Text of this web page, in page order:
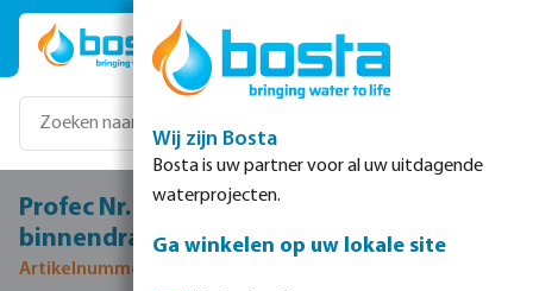
Ga naar de hoofdinhoud
Profec Nr. 121 Knie 45° RVS 316 3/4"
binnendraad x buitendraad 10bar
Artikelnummer 0081243
Wij zijn Bosta
Bosta is uw partner voor al uw uitdagende
waterprojecten.
Ga winkelen op uw lokale site